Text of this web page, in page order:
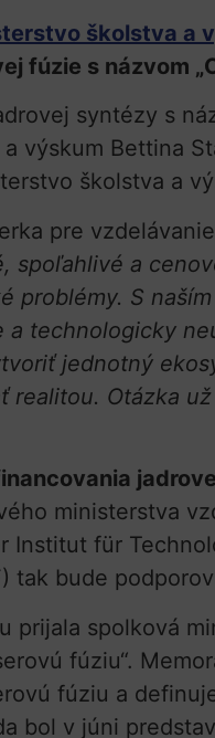
školstva a
fúzie s názvom
syntézy s
výskum Bettina
školstva a
pre
spoľahlivé a
problémy. S
a technologicky
jednotný
realitou. Otázka
ministerstva
Institut für
tak bude
prijala spolková
fúziu“.
fúziu a
bol v júni